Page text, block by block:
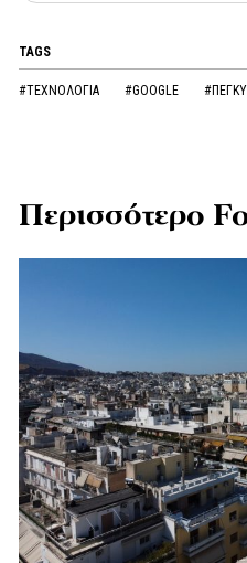
TAGS
#ΤΕΧΝΟΛΟΓΙΑ #GOOGLE
Περισσότερο